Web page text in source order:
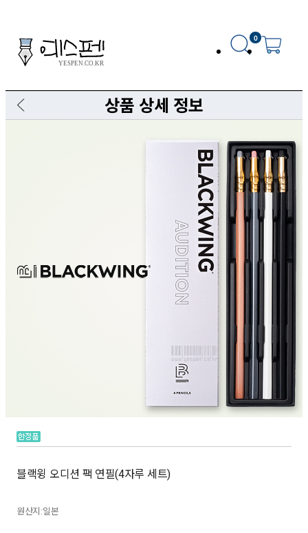
0
상품 상세 정보
블랙윙 오디션 팩 연필(4자루 세트)
원산지:일본